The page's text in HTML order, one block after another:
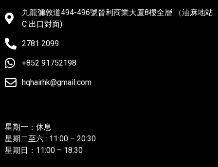
九龍彌敦道494-496號晉利商業大廈8樓全層 （油麻地站
C 出口對面)
2781 2099
+852 91752198
hqhairhk@gmail.com
星期一：休息
星期二至六 : 11:00 – 20:30
星期日：11:00 – 18:30